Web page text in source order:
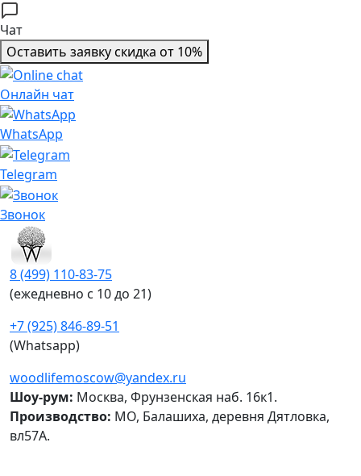
Чат
Оставить заявкускидка от 10%
Онлайн чат
WhatsApp
Telegram
Звонок
8 (499) 110-83-75
(ежедневно c 10 до 21)
+7 (925) 846-89-51
(Whatsapp)
woodlifemoscow@yandex.ru
Шоу-рум: Москва, Фрунзенская наб. 16к1.
Производство: МО, Балашиха, деревня Дятловка,
вл57А.